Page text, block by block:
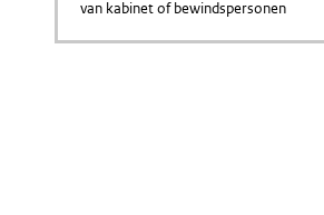
van kabinet of bewindspersonen